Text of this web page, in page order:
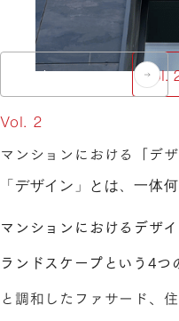
Vol. 1 Vol.
Vol. 2
マンションにおける「デ
「デザイン」とは、一体
マンションにおけるデザ
ランドスケープという4つ
と調和したファサード、